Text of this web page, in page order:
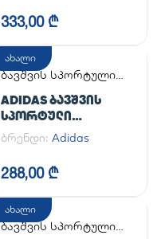
333,00 ₾
ახალი
ბავშვის სპორტული
ADIDAS ᲑᲐᲕᲨᲕᲘᲡ
ᲡᲞᲝᲠᲢᲣᲚᲘ
ᲤᲔᲮᲡᲐᲪᲛᲔᲚᲘ
HANDBALL SPEZIAL C
ბრენდი: Adidas
288,00 ₾
ახალი
ბავშვის სპორტული